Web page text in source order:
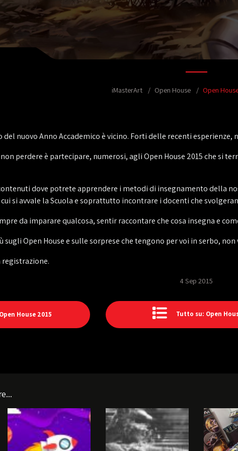
iMasterArt Open House Open
nuovo Anno Accademico è vicino. Forti delle recenti
perdere è partecipare, numerosi, agli Open House 2015 che si
dove potrete apprendere i metodi di insegnamento della
si avvale la Scuola e soprattutto incontrare i docenti che
da imparare qualcosa, sentir raccontare che cosa insegna e
sugli Open House e sulle sorprese che tengono per voi in serbo,
registrazione.
4 Sep 2015
House 2015 Tutto su: Open